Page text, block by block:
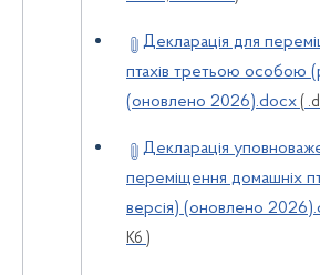
Декларація для
птахів третьою особою
(оновлено 2026).docx (
Декларація
переміщення домашніх
версія) (оновлено
Кб )